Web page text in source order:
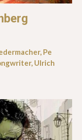
, Pe
, Ulrich